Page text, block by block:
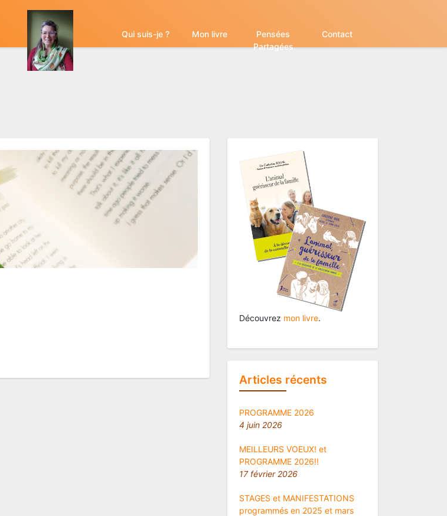
Qui suis-je ? Mon livre
Pensées
Partagées
Contact
Découvrez mon livre.
Articles récents
PROGRAMME 2026
4 juin 2026
MEILLEURS VOEUX! et
PROGRAMME 2026!!
17 février 2026
STAGES et MANIFESTATIONS
programmés en 2025 et mars